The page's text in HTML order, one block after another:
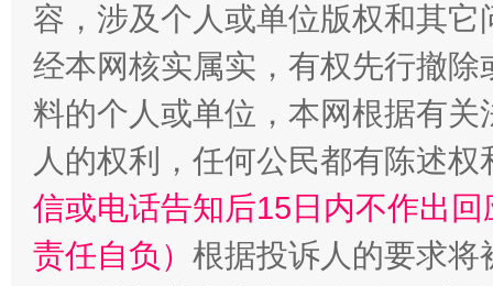
容，涉及个人或单位版权和其它
经本网核实属实，有权先行撤
料的个人或单位，本网根据有
人的权利，任何公民都有陈述
信或电话告知后15日内不作出
责任自负） 根据投诉人的要求将